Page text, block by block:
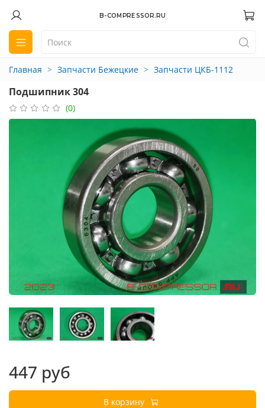
B-COMPRESSOR.RU
Главная Запчасти Бежецкие Запчасти ЦКБ-1112
Подшипник 304
(0)
447 руб
В корзину